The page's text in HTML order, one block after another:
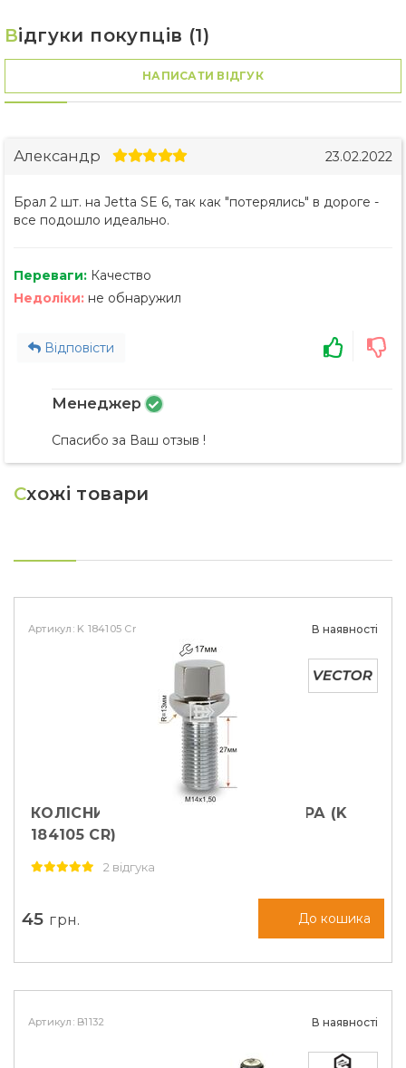
Відгуки покупців (1)
НАПИСАТИ ВІДГУК
Александр 23.02.2022
Брал 2 шт. на Jetta SE 6, так как "потерялись" в дороге -
все подошло идеально.
Переваги: Качество
Недоліки: не обнаружил
Відповісти
Менеджер
Спасибо за Ваш отзыв !
Схожі товари
Артикул: K 184105 Cr В наявності
КОЛІСНИЙ БОЛТ M14X1,5X27 СФЕРА (K
184105 CR)
2 відгука
45 грн. До кошика
Артикул: B1132 В наявності